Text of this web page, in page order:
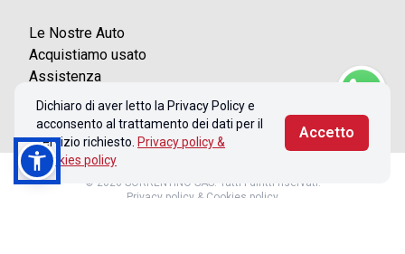
Le Nostre Auto
Acquistiamo usato
Assistenza
Contatti
Dichiaro di aver letto la Privacy Policy e
acconsento al trattamento dei dati per il
servizio richiesto. Privacy policy &
Cookies policy
Accetto
© 2026 SORRENTINO SAS. Tutti i diritti riservati.
Privacy policy & Cookies policy